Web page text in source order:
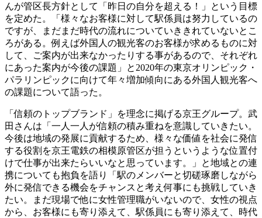
んが管区長方針として「昨日の自分を超える！」という目標
を定めた。「様々なお客様に対して駅係員は努力しているの
ですが、まだまだ時代の流れについていききれていないとこ
ろがある。例えば外国人の観光客のお客様が求めるものに対
して、ご案内が出来なかったりする事があるので、それぞれ
にあった案内が今後の課題」と2020年の東京オリンピック・
パラリンピックに向けて年々増加傾向にある外国人観光客へ
の課題について語った。
「信頼のトップブランド」を理念に掲げる京王グループ。武
田さんは「一人一人が信頼の積み重ねを意識していきたい。
今後は地域の発展に貢献するため、様々な価値を社会に発信
する役割を京王電鉄の相模原管区が担うというような位置付
けで仕事が出来たらいいなと思っています。」と地域との連
携についても抱負を語り「駅のメンバーと切磋琢磨しながら
外に発信できる機会をチャンスと考え何事にも挑戦していき
たい。まだ現場で他に女性管理職がいないので、女性の視点
から、お客様にも寄り添えて、駅係員にも寄り添えて、時代